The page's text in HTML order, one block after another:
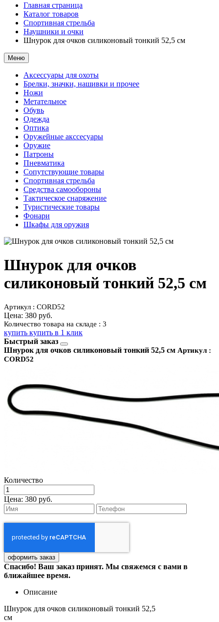
Главная страница
Каталог товаров
Спортивная стрельба
Наушники и очки
Шнурок для очков силиконовый тонкий 52,5 см
Меню
Аксессуары для охоты
Брелки, значки, нашивки и прочее
Ножи
Метательное
Обувь
Одежда
Оптика
Оружейные акссесуары
Оружие
Патроны
Пневматика
Сопутствующие товары
Спортивная стрельба
Средства самообороны
Тактическое снаряжение
Туристические товары
Фонари
Шкафы для оружия
Шнурок для очков
силиконовый тонкий 52,5 см
Артикул : CORD52
Цена: 380 руб.
Количество товара на складе : 3
купить купить в 1 клик
Быстрый заказ
Шнурок для очков силиконовый тонкий 52,5 см Артикул :
CORD52
Количество
Цена: 380 руб.
Спасибо! Ваш заказ принят. Мы свяжемся с вами в
ближайшее время.
Описание
Шнурок для очков силиконовый тонкий 52,5
см